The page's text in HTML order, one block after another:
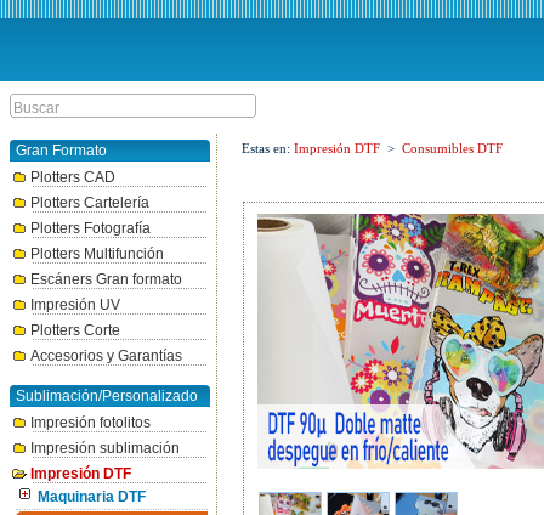
Gran Formato
Plotters CAD
Plotters Cartelería
Plotters Fotografía
Plotters Multifunción
Escáners Gran formato
Impresión UV
Plotters Corte
Accesorios y Garantías
Sublimación/Personalizado
Impresión fotolitos
Impresión sublimación
Impresión DTF
Maquinaria DTF
Estas en: Impresión DTF > Consumibles DTF